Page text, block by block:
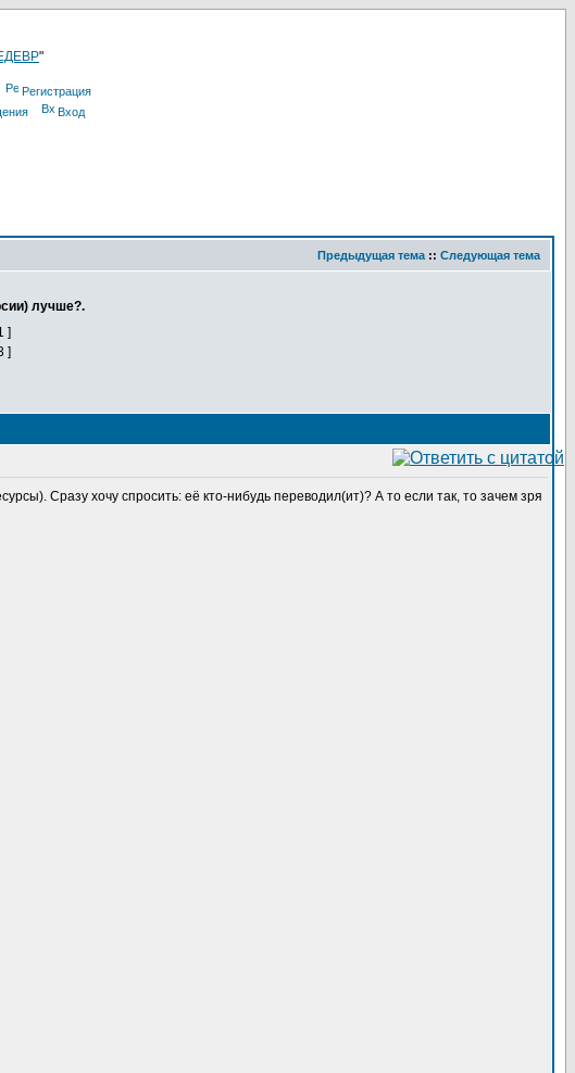
"
Регистрация
Вход
Предыдущая тема :: Следующая тема
лучше?.
]
]
Сразу хочу спросить: её кто-нибудь переводил(ит)? А то если так, то зачем зря